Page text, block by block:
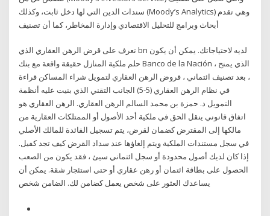
سندات الدين التي لها دخل ثابت، وكذلك (Moody’s Analytics) وهي تقدم
أبحاث وبرامج للتحليل الاقتصادي وإدارة المخاطر، كما أن تصنيف
تعرف على قرض الرهن العقاري الذي bn لديه لاحتياجاتك. يمكن أن يكون
حلم ملكية المنازل حقيقة واقعة مع بنك Banco de la Nación ، الذي يمنح
، بعد تصنيف ائتماني ، قروض الرهن العقاري لتمويل شراء المساكن قراءة
في نظام الرهن العقاري (5-5) الجانب التقني الذي بنيت عليه أنظمة
التمويل د. حمزة بن محمد السالم الرهن العقاري. الرهن العقاري هو
اتفاق قانوني ينقل الحق في ملكية أحد الأصول أو الممتلكات العقارية من
مالكها إلى المقترض كضمان لقرض، يتم تسجيل الفائدة للمالك الأصلي
في سجل مستندات الملكية ويتم إلغاؤها عند سداد القرض كيف تجد كفيل.
إذا كان لديك أصول محدودة أو سجل ائتماني سيئ ، فقد يكون من الصعب
الحصول على بطاقة ائتمان أو رهن عقاري أو حتى استئجار شقة. يمكن أن
يساعدك العثور على شخص يعمل كضامن لك. الضامن شخص